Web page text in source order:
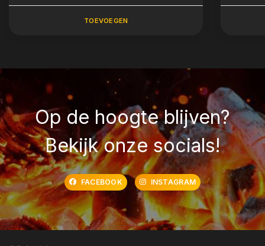
TOEVOEGEN
Op de hoogte blijven?
Bekijk onze socials!
FACEBOOK INSTAGRAM